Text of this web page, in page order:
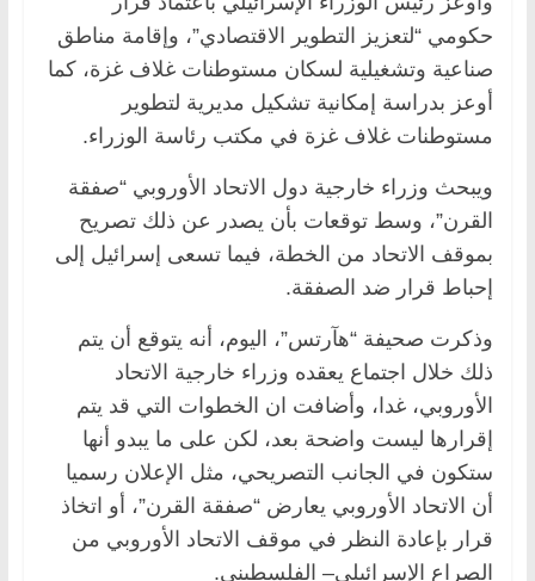
حكومي “لتعزيز التطوير الاقتصادي”، وإقامة مناطق
صناعية وتشغيلية لسكان مستوطنات غلاف غزة، كما
أوعز بدراسة إمكانية تشكيل مديرية لتطوير
مستوطنات غلاف غزة في مكتب رئاسة الوزراء.
ويبحث وزراء خارجية دول الاتحاد الأوروبي “صفقة
القرن”، وسط توقعات بأن يصدر عن ذلك تصريح
بموقف الاتحاد من الخطة، فيما تسعى إسرائيل إلى
إحباط قرار ضد الصفقة.
وذكرت صحيفة “هآرتس”، اليوم، أنه يتوقع أن يتم
ذلك خلال اجتماع يعقده وزراء خارجية الاتحاد
الأوروبي، غدا، وأضافت ان الخطوات التي قد يتم
إقرارها ليست واضحة بعد، لكن على ما يبدو أنها
ستكون في الجانب التصريحي، مثل الإعلان رسميا
أن الاتحاد الأوروبي يعارض “صفقة القرن”، أو اتخاذ
قرار بإعادة النظر في موقف الاتحاد الأوروبي من
الصراع الإسرائيلي– الفلسطيني.